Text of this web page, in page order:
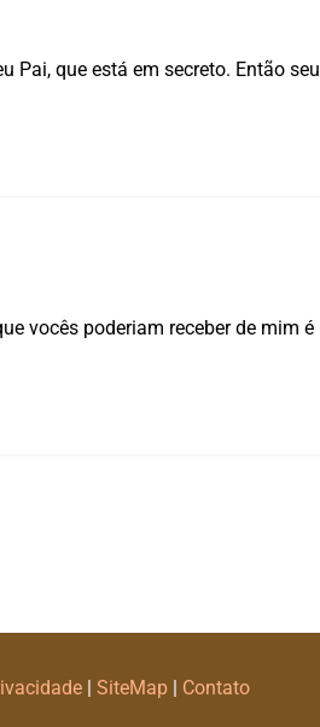
Pai, que está em secreto. Então seu
vocês poderiam receber de mim é
| SiteMap| Contato